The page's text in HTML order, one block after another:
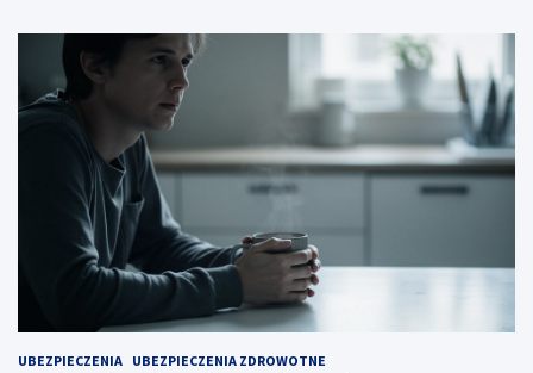
UBEZPIECZENIA UBEZPIECZENIA ZDROWOTNE